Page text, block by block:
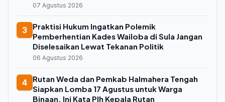
07 Agustus 2026
3
Praktisi Hukum Ingatkan Polemik
Pemberhentian Kades Wailoba di Sula Jangan
Diselesaikan Lewat Tekanan Politik
06 Agustus 2026
4
Rutan Weda dan Pemkab Halmahera Tengah
Siapkan Lomba 17 Agustus untuk Warga
Binaan, Ini Kata Plh Kepala Rutan